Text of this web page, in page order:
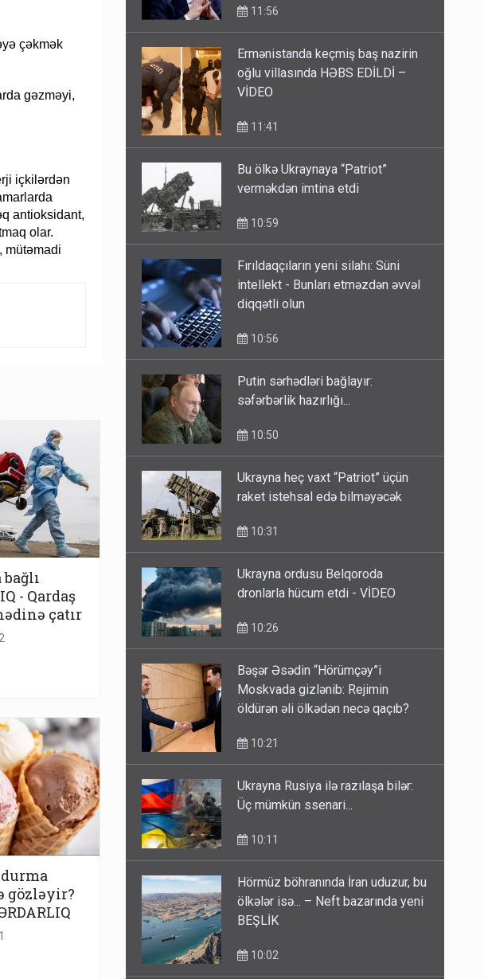
çəkmək
gəzməyi,
içkilərdən
antioksidant,
olar.
mütəmadi
- Qardaş
çatır
gözləyir?
Ermənistanda keçmiş baş nazirin
oğlu villasında HƏBS EDİLDİ –
VİDEO
Bu ölkə Ukraynaya “Patriot”
verməkdən imtina etdi
Fırıldaqçıların yeni silahı: Süni
intellekt - Bunları etməzdən əvvəl
diqqətli olun
Putin sərhədləri bağlayır:
səfərbərlik hazırlığı...
Ukrayna heç vaxt “Patriot” üçün
raket istehsal edə bilməyəcək
Ukrayna ordusu Belqoroda
dronlarla hücum etdi - VİDEO
Bəşər Əsədin “Hörümçəy”i
Moskvada gizlənib: Rejimin
öldürən əli ölkədən necə qaçıb?
Ukrayna Rusiya ilə razılaşa bilər:
Üç mümkün ssenari...
Hörmüz böhranında İran uduzur, bu
ölkələr isə... – Neft bazarında yeni
BEŞLİK